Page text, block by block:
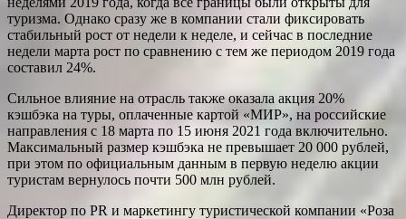
туризма. Однако сразу же в компании стали фиксировать
стабильный рост от недели к неделе, и сейчас в последние
недели марта рост по сравнению с тем же периодом 2019 года
составил 24%.
Сильное влияние на отрасль также оказала акция 20%
кэшбэка на туры, оплаченные картой «МИР», на российские
направления с 18 марта по 15 июня 2021 года включительно.
Максимальный размер кэшбэка не превышает 20 000 рублей,
при этом по официальным данным в первую неделю акции
туристам вернулось почти 500 млн рублей.
Директор по PR и маркетингу туристической компании «Роза